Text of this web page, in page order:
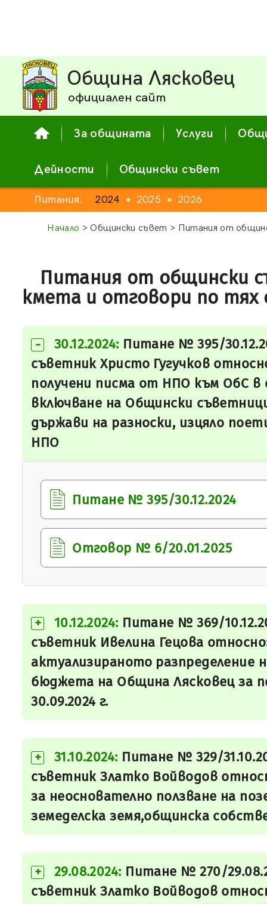
Община Лясковец
официален сайт
За общината Услуги
Дейности Общински съвет
Питания: 2024 ● 2025 ● 2026
Начало > Общински съвет > Питания от
Питания от общински
кмета и отговори по тях
- 30.12.2024: Питане № 395/
съветник Христо Гугучков
получени писма от НПО към ОбС в
включване на Общински
държави на разноски, изцяло
НПО
Питане № 395/30.12.2024
Отговор № 6/20.01.2025
+ 10.12.2024: Питане № 369/
съветник Ивелина Гецова
актуализираното разпределение
бюджета на Община Лясковец за
30.09.2024 г.
+ 31.10.2024: Питане № 329/
съветник Златко Войводов
за неоснователно ползване на
земеделска земя,общинска
+ 29.08.2024: Питане № 270/
съветник Златко Войводов